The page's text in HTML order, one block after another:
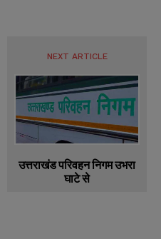
NEXT ARTICLE
उत्तराखंड परिवहन निगम उभरा
घाटे से